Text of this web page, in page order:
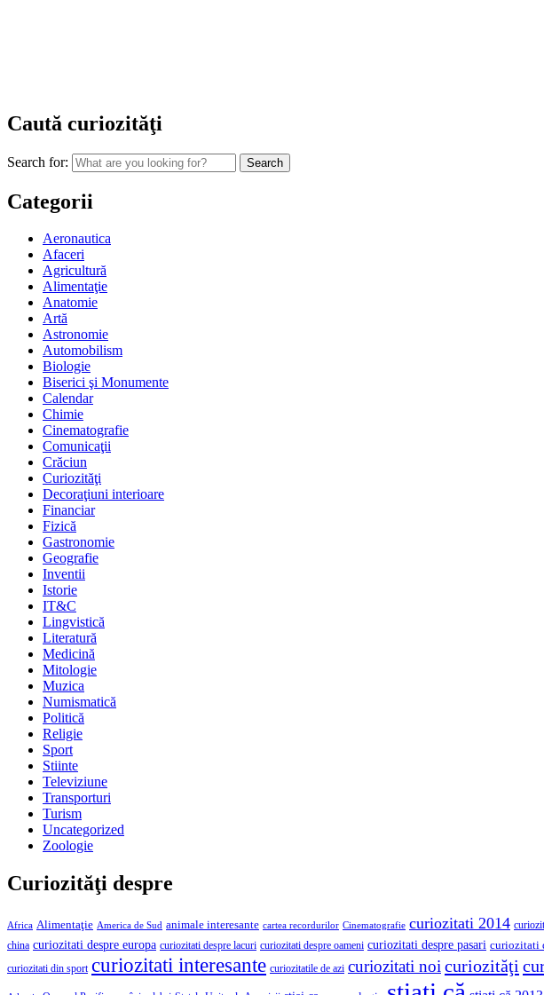
Caută curiozităţi
Search for:
Categorii
Aeronautica
Afaceri
Agricultură
Alimentaţie
Anatomie
Artă
Astronomie
Automobilism
Biologie
Biserici şi Monumente
Calendar
Chimie
Cinematografie
Comunicaţii
Crăciun
Curiozităţi
Decoraţiuni interioare
Financiar
Fizică
Gastronomie
Geografie
Inventii
Istorie
IT&C
Lingvistică
Literatură
Medicină
Mitologie
Muzica
Numismatică
Politică
Religie
Sport
Stiinte
Televiziune
Transporturi
Turism
Uncategorized
Zoologie
Curiozităţi despre
Africa Alimentaţie America de Sud animale interesante cartea recordurilor Cinematografie curiozitati 2014
china curiozitati despre europa curiozitati despre lacuri curiozitati despre oameni curiozitati despre pasari curiozitati
curiozitati din sport curiozitati interesante curiozitatile de azi curiozitati noicuriozităţi